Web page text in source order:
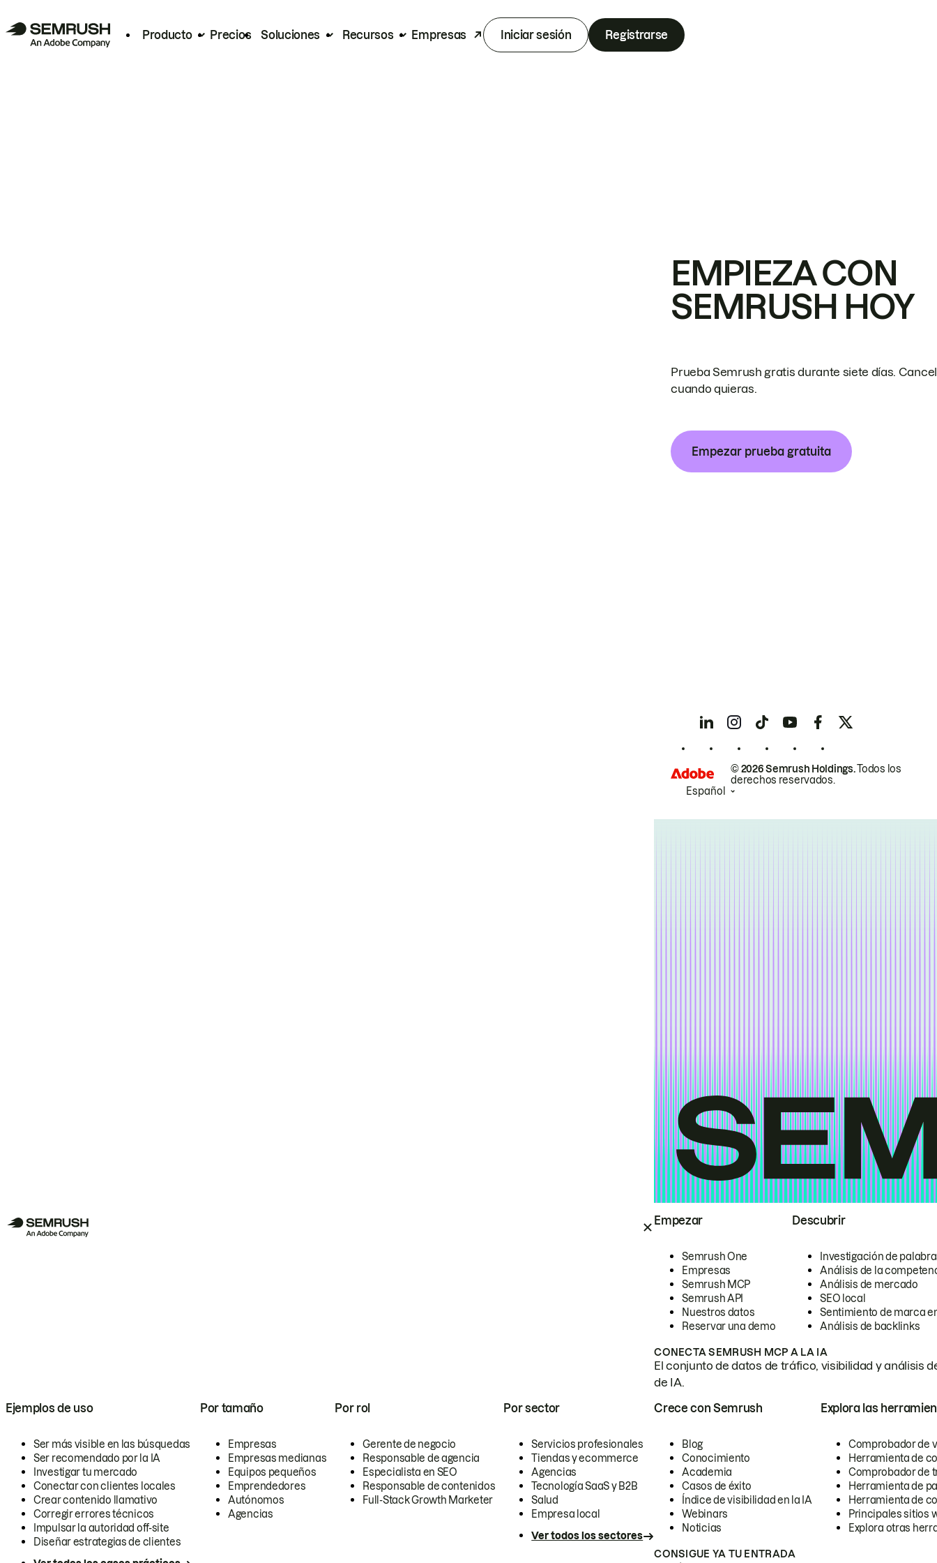
Producto Precios Soluciones Recursos Empresas Iniciar sesión Registrarse
Empezar
Semrush One
Empresas
Semrush MCP
Semrush API
Nuestros datos
Reservar una demo
Descubrir
Investigación de
Análisis de la
Análisis de mercado
SEO local
Sentimiento de marca
Análisis de backlinks
CONECTA SEMRUSH MCP A LA IA
El conjunto de datos de tráfico, visibilidad y análisis
de IA.
Ejemplos de uso
Ser más visible en las búsquedas
Ser recomendado por la IA
Investigar tu mercado
Conectar con clientes locales
Crear contenido llamativo
Corregir errores técnicos
Impulsar la autoridad off-site
Diseñar estrategias de clientes
Por tamaño
Empresas
Empresas medianas
Equipos pequeños
Emprendedores
Autónomos
Agencias
Por rol
Gerente de negocio
Responsable de agencia
Especialista en SEO
Responsable de contenidos
Full-Stack Growth Marketer
Por sector
Servicios profesionales
Tiendas y ecommerce
Agencias
Tecnología SaaS y B2B
Salud
Empresa local
Ver todos los sectores
Crece con Semrush
Blog
Conocimiento
Academia
Casos de éxito
Índice de visibilidad en la IA
Webinars
Noticias
Explora las
Comprobador de
Herramienta de
Comprobador de
Herramienta de
Herramienta de
Principales sitios
Explora otras
CONSIGUE YA TU ENTRADA
EMPIEZA CON
SEMRUSH HOY
Prueba Semrush gratis durante siete días.
cuando quieras.
Empezar prueba gratuita
© 2026 Semrush Holdings.Todos los
derechos reservados.
Español